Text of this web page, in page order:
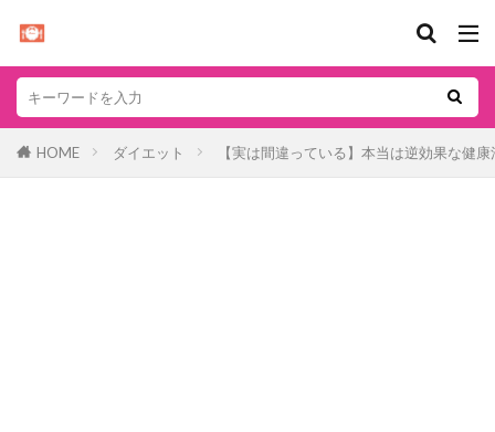
HOME ダイエット 【実は間違っている】本当は逆効果な健